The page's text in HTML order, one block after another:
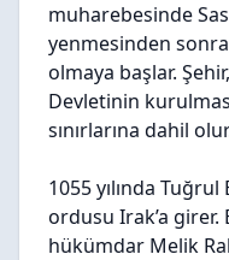
muharebesinde
yenmesinden
olmaya başlar.
Devletinin
sınırlarına dahil
1055 yılında
ordusu Irak’a girer.
hükümdar Melik